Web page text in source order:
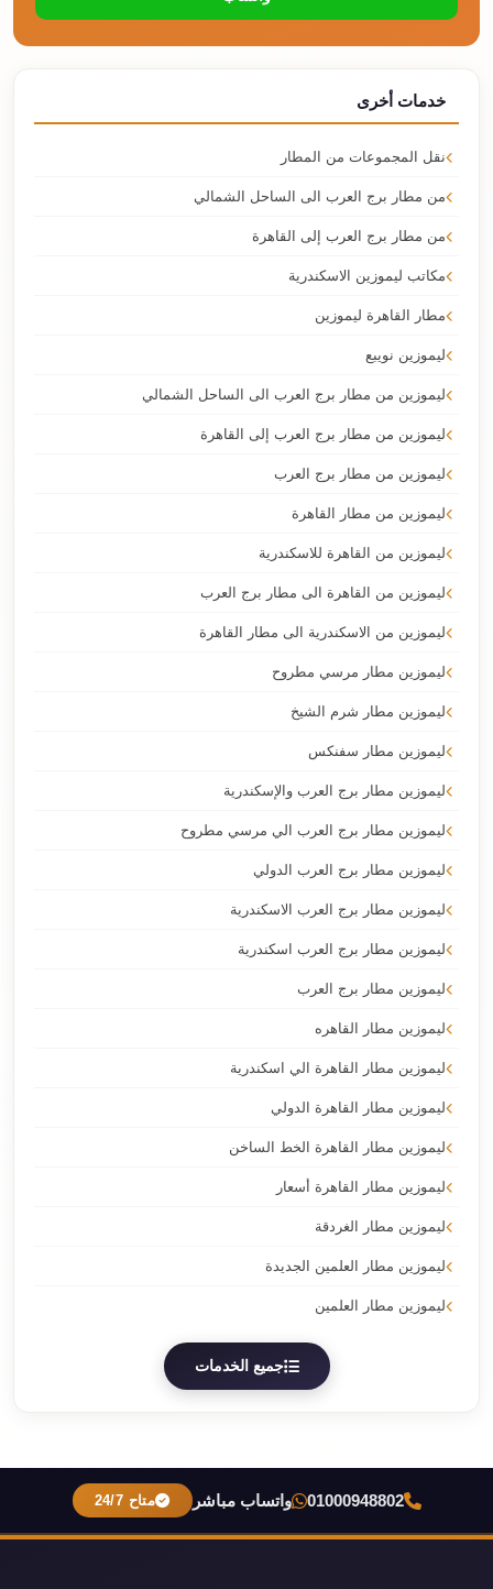
خدمات أخرى
نقل المجموعات من المطار
من مطار برج العرب الى الساحل الشمالي
من مطار برج العرب إلى القاهرة
مكاتب ليموزين الاسكندرية
مطار القاهرة ليموزين
ليموزين نويبع
ليموزين من مطار برج العرب الى الساحل الشمالي
ليموزين من مطار برج العرب إلى القاهرة
ليموزين من مطار برج العرب
ليموزين من مطار القاهرة
ليموزين من القاهرة للاسكندرية
ليموزين من القاهرة الى مطار برج العرب
ليموزين من الاسكندرية الى مطار القاهرة
ليموزين مطار مرسي مطروح
ليموزين مطار شرم الشيخ
ليموزين مطار سفنكس
ليموزين مطار برج العرب والإسكندرية
ليموزين مطار برج العرب الي مرسي مطروح
ليموزين مطار برج العرب الدولي
ليموزين مطار برج العرب الاسكندرية
ليموزين مطار برج العرب اسكندرية
ليموزين مطار برج العرب
ليموزين مطار القاهره
ليموزين مطار القاهرة الي اسكندرية
ليموزين مطار القاهرة الدولي
ليموزين مطار القاهرة الخط الساخن
ليموزين مطار القاهرة أسعار
ليموزين مطار الغردقة
ليموزين مطار العلمين الجديدة
ليموزين مطار العلمين
جميع الخدمات
01000948802 واتساب مباشر متاح 24/7